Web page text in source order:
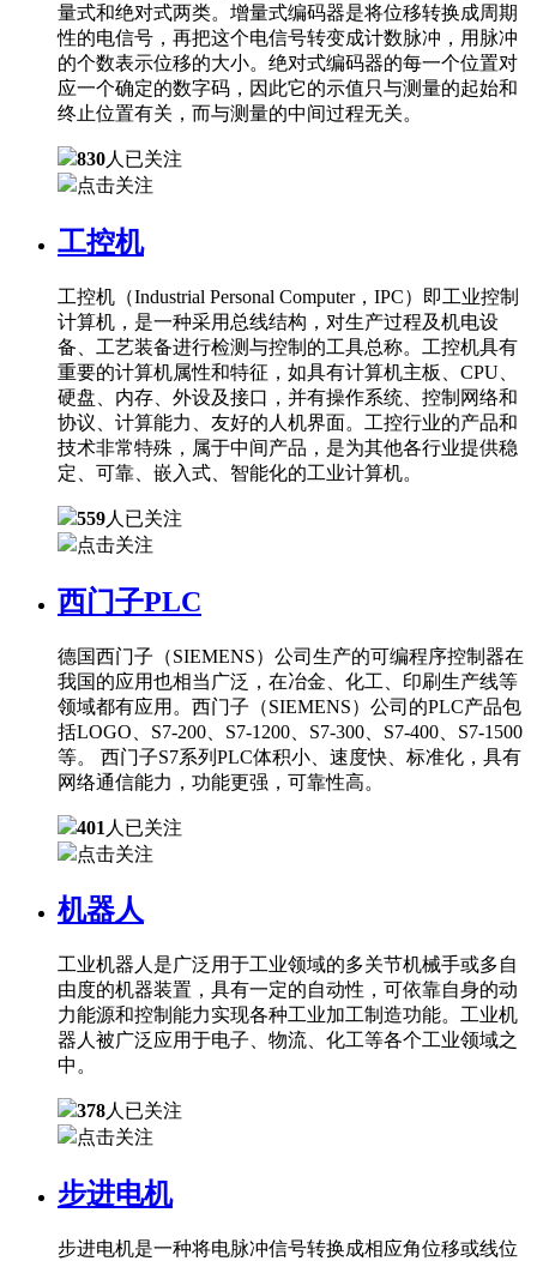
量式和绝对式两类。增量式编码器是将位移转换成周期
性的电信号，再把这个电信号转变成计数脉冲，用脉冲
的个数表示位移的大小。绝对式编码器的每一个位置对
应一个确定的数字码，因此它的示值只与测量的起始和
终止位置有关，而与测量的中间过程无关。
830人已关注
点击关注
工控机
工控机（Industrial Personal Computer，IPC）即工业控制
计算机，是一种采用总线结构，对生产过程及机电设
备、工艺装备进行检测与控制的工具总称。工控机具有
重要的计算机属性和特征，如具有计算机主板、CPU、
硬盘、内存、外设及接口，并有操作系统、控制网络和
协议、计算能力、友好的人机界面。工控行业的产品和
技术非常特殊，属于中间产品，是为其他各行业提供稳
定、可靠、嵌入式、智能化的工业计算机。
559人已关注
点击关注
西门子PLC
德国西门子（SIEMENS）公司生产的可编程序控制器在
我国的应用也相当广泛，在冶金、化工、印刷生产线等
领域都有应用。西门子（SIEMENS）公司的PLC产品包
括LOGO、S7-200、S7-1200、S7-300、S7-400、S7-1500
等。 西门子S7系列PLC体积小、速度快、标准化，具有
网络通信能力，功能更强，可靠性高。
401 人已关注
点击关注
机器人
工业机器人是广泛用于工业领域的多关节机械手或多自
由度的机器装置，具有一定的自动性，可依靠自身的动
力能源和控制能力实现各种工业加工制造功能。工业机
器人被广泛应用于电子、物流、化工等各个工业领域之
中。
378人已关注
点击关注
步进电机
步进电机是一种将电脉冲信号转换成相应角位移或线位